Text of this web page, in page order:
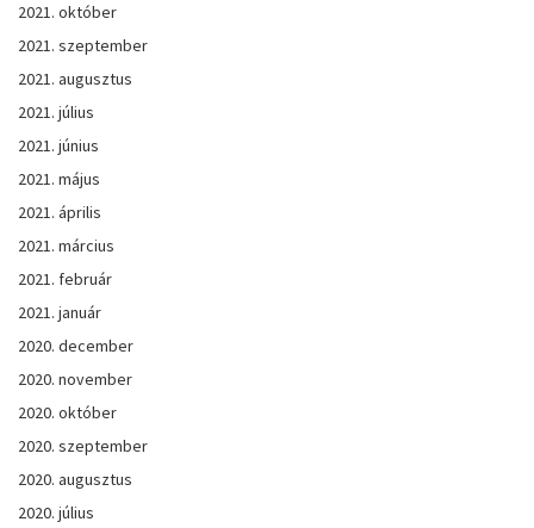
2021. október
2021. szeptember
2021. augusztus
2021. július
2021. június
2021. május
2021. április
2021. március
2021. február
2021. január
2020. december
2020. november
2020. október
2020. szeptember
2020. augusztus
2020. július